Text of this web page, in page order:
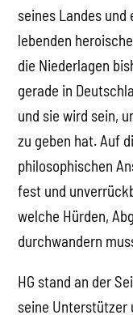
seines Landes
lebenden
die Niederlagen
gerade in
und sie wird sein,
zu geben hat. Auf
philosophischen
fest und
welche Hürden,
durchwandern
HG stand an der
seine Unterstützer